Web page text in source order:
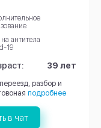
на антитела
19
39 лет
разбор и
подробнее
в чат